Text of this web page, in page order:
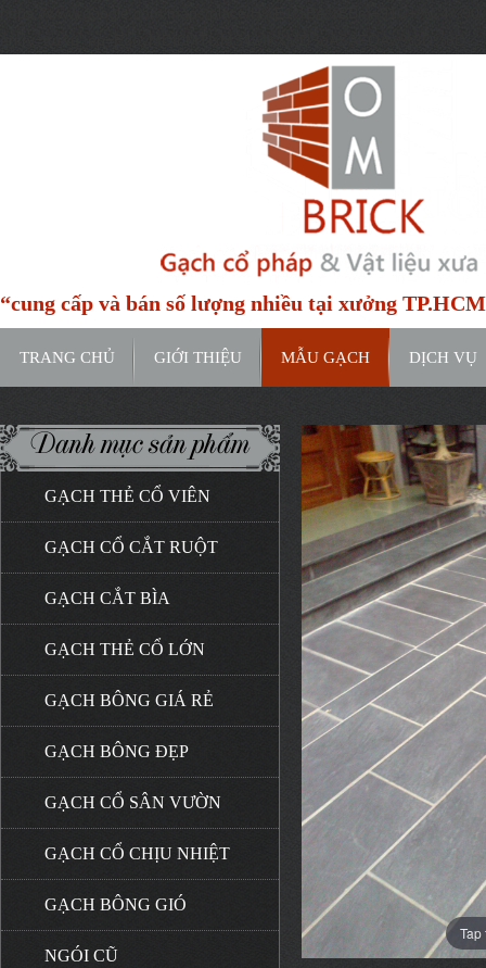
“cung cấp và bán số lượng nhiều tại xưởng
TRANG CHỦ GIỚI THIỆU MẪU GẠCH DỊCH VỤ
Danh mục sản phẩm
GẠCH THẺ CỔ VIÊN
GẠCH CỔ CẮT RUỘT
GẠCH CẮT BÌA
GẠCH THẺ CỔ LỚN
GẠCH BÔNG GIÁ RẺ
GẠCH BÔNG ĐẸP
GẠCH CỔ SÂN VƯỜN
GẠCH CỔ CHỊU NHIỆT
GẠCH BÔNG GIÓ
NGÓI CŨ
Tap